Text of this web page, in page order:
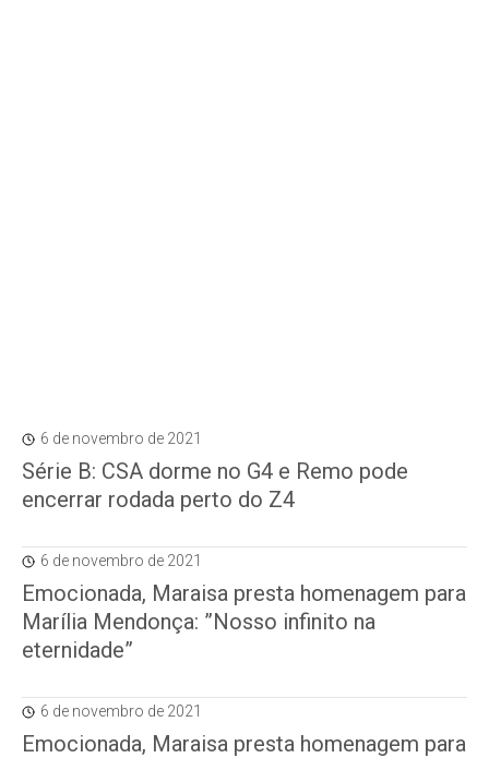
6 de novembro de 2021
Série B: CSA dorme no G4 e Remo pode
encerrar rodada perto do Z4
6 de novembro de 2021
Emocionada, Maraisa presta homenagem para
Marília Mendonça: ”Nosso infinito na
eternidade”
6 de novembro de 2021
Emocionada, Maraisa presta homenagem para